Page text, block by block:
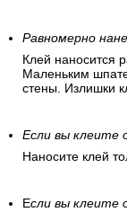
Равномерно
Клей наносится
Маленьким
стены. Излишки
Если вы клеите
Наносите клей
Если вы клеите